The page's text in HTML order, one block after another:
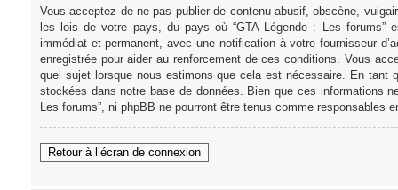
Vous acceptez de ne pas publier de contenu abusif, obscène,
les lois de votre pays, du pays où “GTA Légende : Les
immédiat et permanent, avec une notification à votre fournisseur
enregistrée pour aider au renforcement de ces conditions. Vous
quel sujet lorsque nous estimons que cela est nécessaire. En tant
stockées dans notre base de données. Bien que ces informations
Les forums”, ni phpBB ne pourront être tenus comme
Retour à l’écran de connexion